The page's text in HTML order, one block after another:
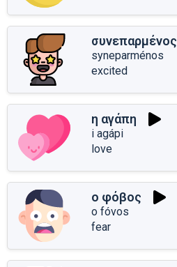
συνεπαρμένος
syneparménos
excited
η αγάπη
i agápi
love
ο φόβος
o fóvos
fear